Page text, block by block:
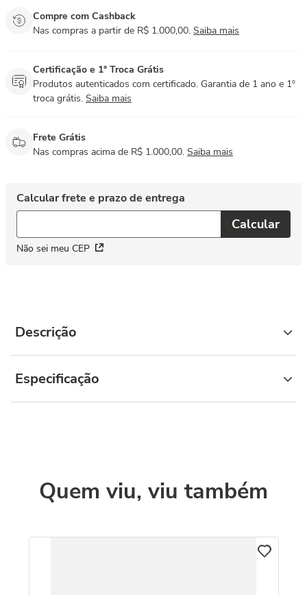
Compre com Cashback
Nas compras a partir de R$ 1.000,00. Saiba mais
Certificação e 1° Troca Grátis
Produtos autenticados com certificado. Garantia de 1 ano e 1º
troca grátis. Saiba mais
Frete Grátis
Nas compras acima de R$ 1.000,00. Saiba mais
Não sei meu CEP
Descrição
Especificação
Quem viu, viu também